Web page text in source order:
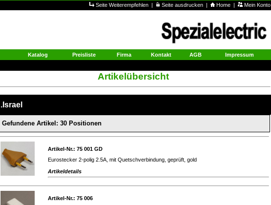
Seite Weiterempfehlen | Seite ausdrucken | Home | Mein Konto
Katalog Preisliste Firma Kontakt AGB Impressum
Artikelübersicht
.Israel
Gefundene Artikel: 30 Positionen
Artikel-Nr.: 75 001 GD
Eurostecker 2-polig 2.5A, mit Quetschverbindung, geprüft, gold
Artikeldetails
Artikel-Nr.: 75 006